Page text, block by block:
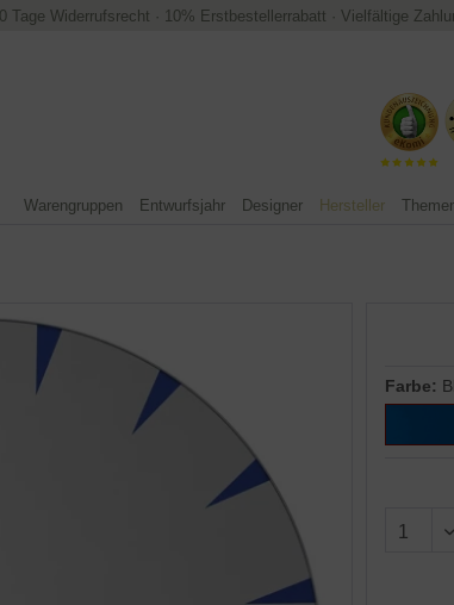
Tage Widerrufsrecht · 10% Erstbestellerrabatt · Vielfältige
Warengruppen Entwurfsjahr Designer Hersteller
Farbe: